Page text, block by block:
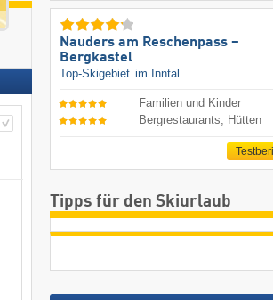
Nauders am Reschenpass –
Bergkastel
Top-Skigebiet im Inntal
Familien und Kinder
Bergrestaurants, Hütten
Tipps für den Skiurlaub